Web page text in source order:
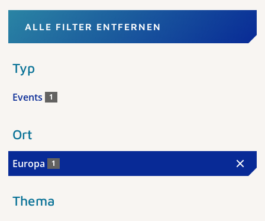
ALLE FILTER ENTFERNEN
Typ
Events 1
Ort
Europa 1
Thema